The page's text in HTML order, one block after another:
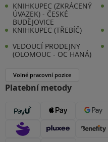
KNIHKUPEC (ZKRÁCENÝ
ÚVAZEK) - ČESKÉ
BUDĚJOVICE
KNIHKUPEC (TŘEBÍČ)
VEDOUCÍ PRODEJNY
(OLOMOUC - OC HANÁ)
Volné pracovní pozice
Platební metody